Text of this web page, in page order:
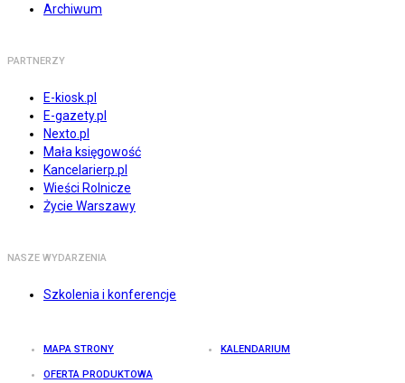
Archiwum
PARTNERZY
E-kiosk.pl
E-gazety.pl
Nexto.pl
Mała księgowość
Kancelarierp.pl
Wieści Rolnicze
Życie Warszawy
NASZE WYDARZENIA
Szkolenia i konferencje
MAPA STRONY KALENDARIUM
OFERTA PRODUKTOWA